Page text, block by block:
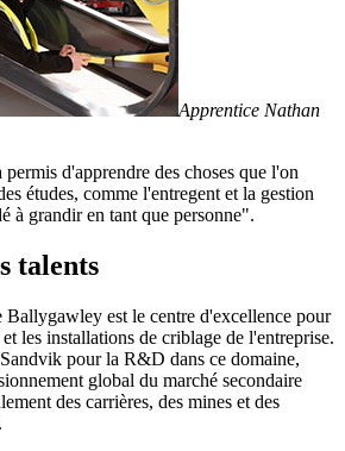
Apprentice Nathan
d'apprendre des choses que l'on
études, comme l'entregent et la gestion
à grandir en tant que personne".
talents
Ballygawley est le centre d'excellence pour
les installations de criblage de l'entreprise.
pour la R&D dans ce domaine,
global du marché secondaire
des carrières, des mines et des